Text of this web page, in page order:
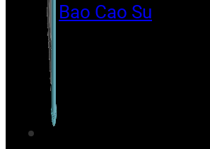
Bao Cao Su